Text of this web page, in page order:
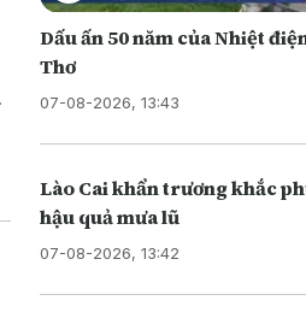
Dấu ấn 50 năm của Nhiệt
Thơ
07-08-2026, 13:43
Lào Cai khẩn trương khắc
hậu quả mưa lũ
07-08-2026, 13:42